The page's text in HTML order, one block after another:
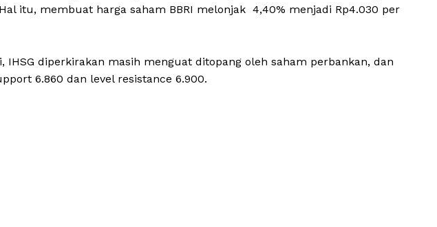
itu, membuat harga saham BBRI melonjak 4,40% menjadi Rp4.030 per
IHSG diperkirakan masih menguat ditopang oleh saham perbankan, dan
6.860 dan level resistance 6.900.